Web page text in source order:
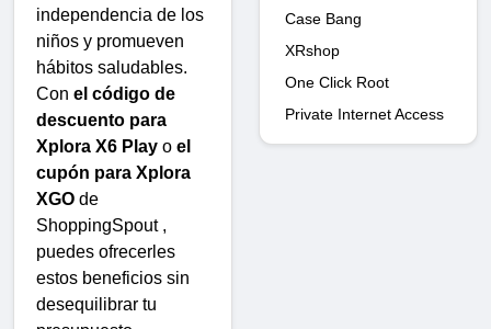
independencia de los
niños y promueven
hábitos saludables.
Con el código de
descuento para
Xplora X6 Play o el
cupón para Xplora
XGO de
ShoppingSpout ,
puedes ofrecerles
estos beneficios sin
desequilibrar tu
Case Bang
XRshop
One Click Root
Private Internet Access